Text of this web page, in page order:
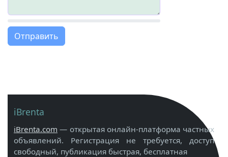
Отправить
iBrenta
iBrenta.com — открытая онлайн-платформа частных
объявлений. Регистрация не требуется, доступ
свободный, публикация быстрая, бесплатная